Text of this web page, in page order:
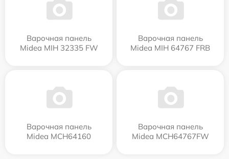
Варочная панель
Midea MIH 32335 FW
Варочная панель
Midea MIH 64767 FRB
Варочная панель
Midea MCH64160
Варочная панель
Midea MCH64767FW